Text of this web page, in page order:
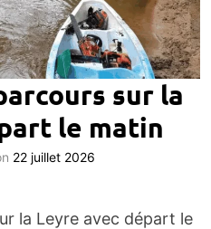
sur la
le matin
22 juillet 2026
la Leyre avec départ le